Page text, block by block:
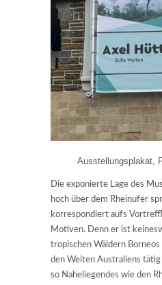
Ausstellungsplakat,
Die exponierte Lage des
hoch über dem Rheinufer
korrespondiert aufs
Motiven. Denn er ist
tropischen Wäldern Borneos
den Weiten Australiens
so Naheliegendes wie den